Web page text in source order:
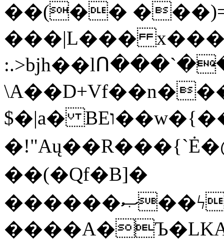
��(��
���|L���
$�|a� BEו��w�{���;���q�X��d%�������W� hU�(�1�Ū}9�S�F<��i�L3�;�
��(�Qf�B]�
������ޞ��ϟak��r��_39$�8�p���7�2�yIZ�R��x��/